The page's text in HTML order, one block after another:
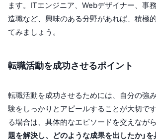
ます。ITエンジニア、Webデザイナー、事
造職など、興味のある分野があれば、積極
てみましょう。
転職活動を成功させるポイント
転職活動を成功させるためには、自分の強
験をしっかりとアピールすることが大切で
る場合は、具体的なエピソードを交えながら
題を解決し、どのような成果を出したか」